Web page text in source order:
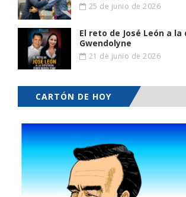
25 de junio de 2026
El reto de José León a
Gwendolyne
21 de junio de 2026
CARTÓN DE HOY